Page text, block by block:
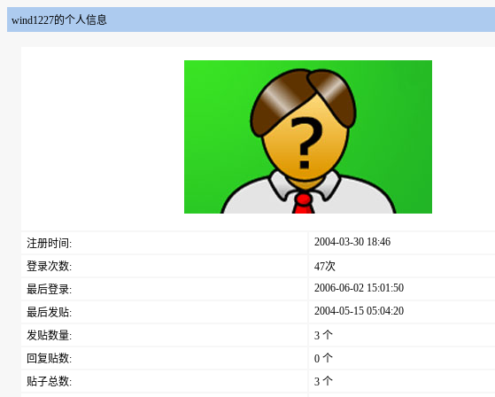
wind1227的个人信息
注册时间:
2004-03-30 18:46
登录次数:
47次
最后登录:
2006-06-02 15:01:50
最后发贴:
2004-05-15 05:04:20
发贴数量:
3 个
回复贴数:
0 个
贴子总数:
3 个